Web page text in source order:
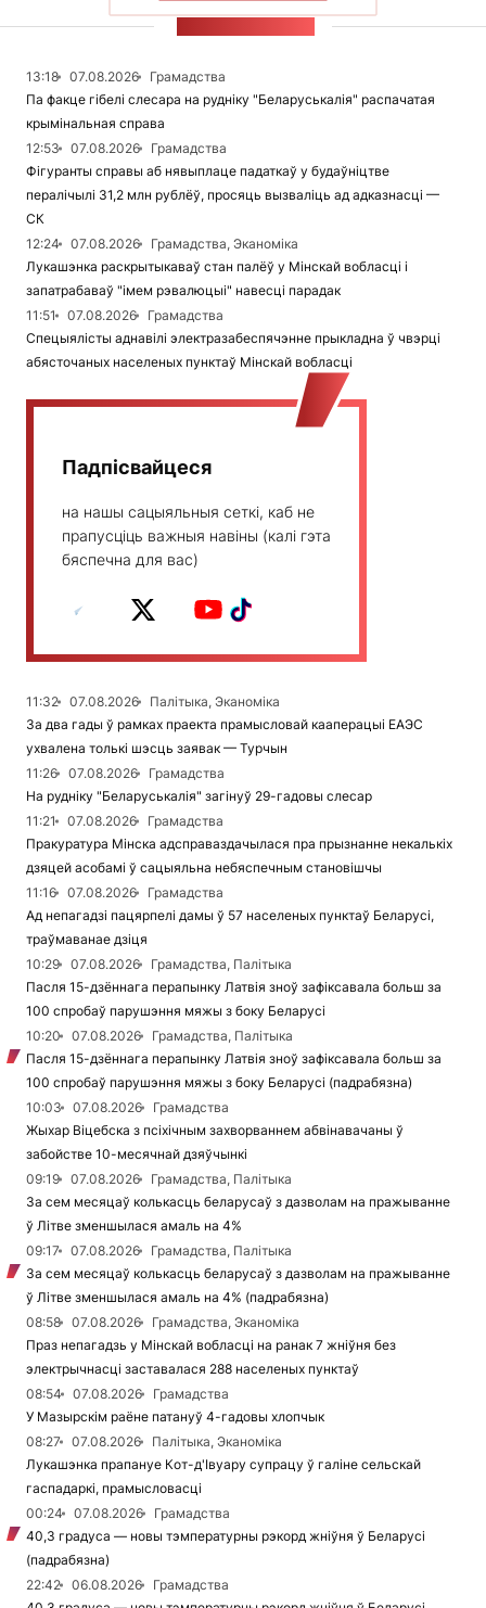
13:18 07.08.2026
Грамадства
Па факце гібелі слесара на рудніку "Беларуськалія" распачатая
крымінальная справа
12:53
07.08.2026
Грамадства
Фігуранты справы аб нявыплаце падаткаў у будаўніцтве
пералічылі 31,2 млн рублёў, просяць вызваліць ад адказнасці —
СК
12:24
07.08.2026
Грамадства, Эканоміка
Лукашэнка раскрытыкаваў стан палёў у Мінскай вобласці і
запатрабаваў "імем рэвалюцыі" навесці парадак
11:51
07.08.2026
Грамадства
Спецыялісты аднавілі электразабеспячэнне прыкладна ў чвэрці
абясточаных населеных пунктаў Мінскай вобласці
Падпісвайцеся
на нашы сацыяльныя сеткі, каб не
прапусціць важныя навіны (калі гэта
бяспечна для вас)
11:32 07.08.2026
Палітыка, Эканоміка
За два гады ў рамках праекта прамысловай кааперацыі ЕАЭС
ухвалена толькі шэсць заявак — Турчын
11:26
07.08.2026
Грамадства
На рудніку "Беларуськалія" загінуў 29-гадовы слесар
11:21
07.08.2026
Грамадства
Пракуратура Мінска адсправаздачылася пра прызнанне некалькіх
дзяцей асобамі ў сацыяльна небяспечным становішчы
11:16
07.08.2026
Грамадства
Ад непагадзі пацярпелі дамы ў 57 населеных пунктаў Беларусі,
траўмаванае дзіця
10:29
07.08.2026
Грамадства, Палітыка
Пасля 15-дзённага перапынку Латвія зноў зафіксавала больш за
100 спробаў парушэння мяжы з боку Беларусі
10:20
07.08.2026
Грамадства, Палітыка
Пасля 15-дзённага перапынку Латвія зноў зафіксавала больш за
100 спробаў парушэння мяжы з боку Беларусі (падрабязна)
10:03
07.08.2026
Грамадства
Жыхар Віцебска з псіхічным захворваннем абвінавачаны ў
забойстве 10-месячнай дзяўчынкі
09:19
07.08.2026
Грамадства, Палітыка
За сем месяцаў колькасць беларусаў з дазволам на пражыванне
ў Літве зменшылася амаль на 4%
09:17
07.08.2026
Грамадства, Палітыка
За сем месяцаў колькасць беларусаў з дазволам на пражыванне
ў Літве зменшылася амаль на 4% (падрабязна)
08:58
07.08.2026
Грамадства, Эканоміка
Праз непагадзь у Мінскай вобласці на ранак 7 жніўня без
электрычнасці заставалася 288 населеных пунктаў
08:54
07.08.2026
Грамадства
У Мазырскім раёне патануў 4-гадовы хлопчык
08:27
07.08.2026
Палітыка, Эканоміка
Лукашэнка прапануе Кот-д'Івуару супрацу ў галіне сельскай
гаспадаркі, прамысловасці
00:24
07.08.2026
Грамадства
40,3 градуса — новы тэмпературны рэкорд жніўня ў Беларусі
(падрабязна)
22:42
06.08.2026
Грамадства